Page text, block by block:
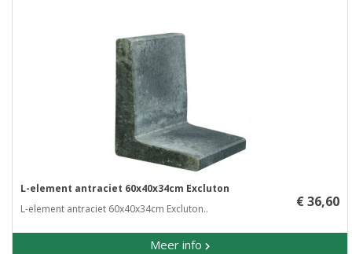
L-element antraciet 60x40x34cm Excluton
L-element antraciet 60x40x34cm Excluton..
Meer info
€ 36,60